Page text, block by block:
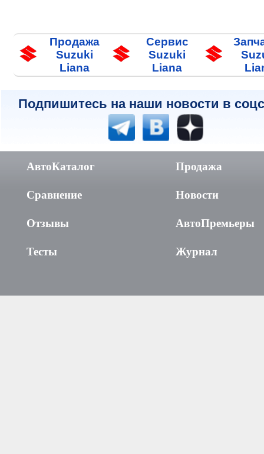
Продажа
Suzuki
Liana
Сервис
Suzuki
Liana
Подпишитесь на наши новости в
АвтоКаталог
Сравнение
Отзывы
Тесты
Продажа
Новости
АвтоПремьеры
Журнал